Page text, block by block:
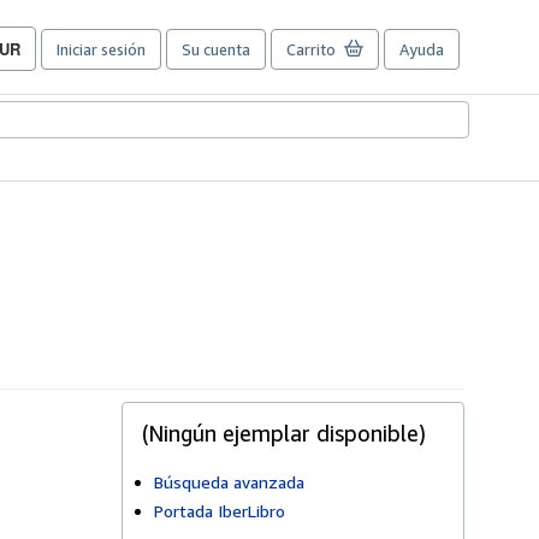
Iniciar sesión Su cuenta Carrito Ayuda
(Ningún ejemplar disponible)
Búsqueda avanzada
Portada IberLibro